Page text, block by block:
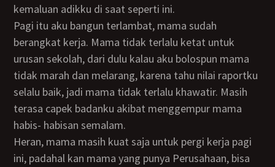
kemaluan adikku di saat seperti ini.
Pagi itu aku bangun terlambat, mama sudah
berangkat kerja. Mama tidak terlalu ketat untuk
urusan sekolah, dari dulu kalau aku bolospun mama
tidak marah dan melarang, karena tahu nilai raportku
selalu baik, jadi mama tidak terlalu khawatir. Masih
terasa capek badanku akibat menggempur mama
habis- habisan semalam.
Heran, mama masih kuat saja untuk pergi kerja pagi
ini, padahal kan mama yang punya Perusahaan, bisa